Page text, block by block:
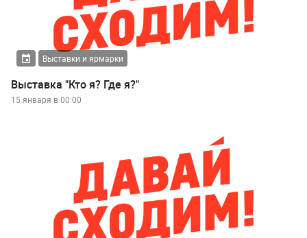
Выставки и ярмарки
Выставка "Кто я? Где я?"
15 января в 00:00